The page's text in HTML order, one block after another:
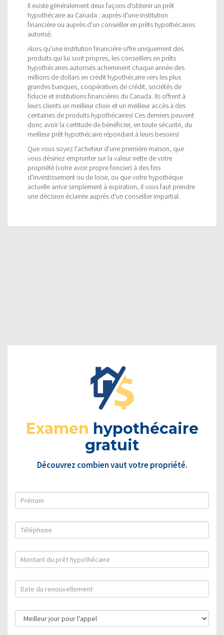
Il existe généralement deux façons d'obtenir un prêt
hypothécaire au Canada : auprès d'une institution
financière ou auprès d'un conseiller en prêts hypothécaires
autorisé.
Alors qu'une institution financière offre uniquement des
produits qui lui sont propres, les conseillers en prêts
hypothécaires autorisés acheminent chaque année des
millions de dollars en crédit hypothécaire vers les plus
grandes banques, coopératives de crédit, sociétés de
fiducie et institutions financières du Canada. Ils offrent à
leurs clients un meilleur choix et un meilleur accès à des
centaines de produits hypothécaires! Ces derniers peuvent
donc avoir la certitude de bénéficier, en toute sécurité, du
meilleur prêt hypothécaire répondant à leurs besoins!
Que vous soyez l'acheteur d'une première maison, que
vous désiriez emprunter sur la valeur nette de votre
propriété (votre avoir propre foncier) à des fins
d'investissement ou de loisir, ou que votre hypothèque
actuelle arrive simplement à expiration, il vous faut prendre
une décision éclairée auprès d'un conseiller impartial.
Examen hypothécaire
gratuit
Découvrez combien vaut votre propriété.